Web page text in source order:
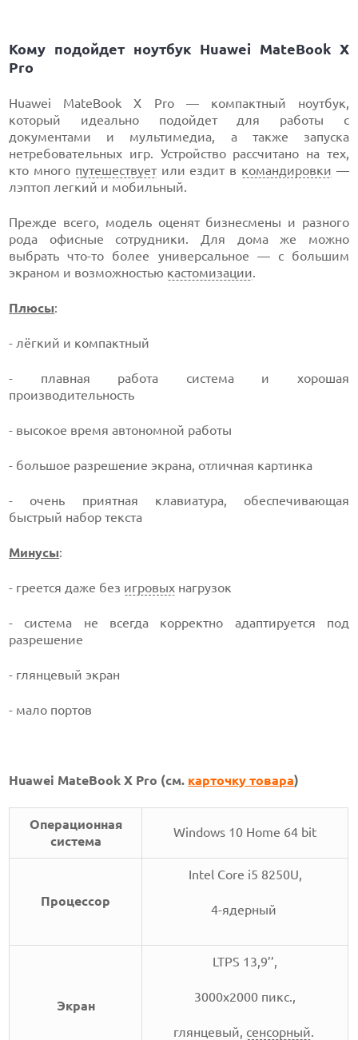
Кому подойдет ноутбук Huawei MateBook X
Pro
Huawei MateBook X Pro — компактный ноутбук,
который идеально подойдет для работы с
документами и мультимедиа, а также запуска
нетребовательных игр. Устройство рассчитано на тех,
кто много путешествуетили ездит в командировки —
лэптоп легкий и мобильный.
Прежде всего, модель оценят бизнесмены и разного
рода офисные сотрудники. Для дома же можно
выбрать что-то более универсальное — с большим
экраном и возможностью кастомизации.
Плюсы:
- лёгкий и компактный
- плавная работа система и хорошая
производительность
- высокое время автономной работы
- большое разрешение экрана, отличная картинка
- очень приятная клавиатура, обеспечивающая
быстрый набор текста
Минусы:
- греется даже без игровых нагрузок
- система не всегда корректно адаптируется под
разрешение
- глянцевый экран
- мало портов
Huawei MateBook X Pro (см. карточку товара)
Операционная
система
Windows 10 Home 64 bit
Процессор
Intel Core i5 8250U,
4-ядерный
Экран
LTPS 13,9’’,
3000x2000 пикс.,
глянцевый, сенсорный.